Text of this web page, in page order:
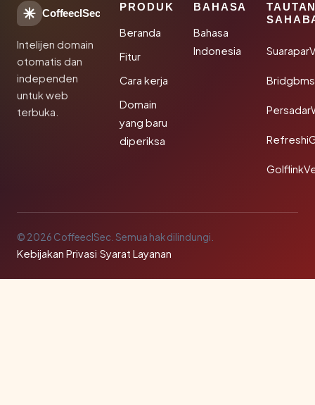
CoffeeclSec
Intelijen domain
otomatis dan
independen
untuk web
terbuka.
PRODUK
Beranda
Fitur
Cara kerja
Domain
yang baru
diperiksa
BAHASA
Bahasa
Indonesia
© 2026 CoffeeclSec. Semua hak dilindungi.
Kebijakan Privasi·Syarat Layanan